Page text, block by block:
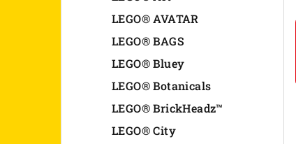
LEGO® AVATAR
LEGO® BAGS
LEGO® Bluey
LEGO® Botanicals
LEGO® BrickHeadz™
LEGO® City